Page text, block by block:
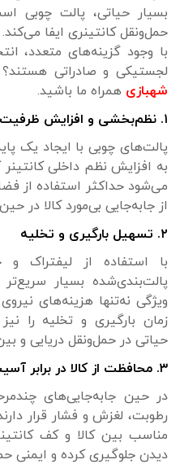
بسیار حیاتی، پالت چوبی
حمل‌ونقل کانتینری ایفا
با وجود گزینه‌های متعدد،
لجستیکی و صادراتی هستند؟
شهبازی همراه ما باشید.
۱. نظم‌بخشی و افزایش ظرفیت کانتینر
پالت‌های چوبی با ایجاد یک
به افزایش نظم داخلی
می‌شود حداکثر استفاده از
از جابه‌جایی بی‌مورد کالا در
۲. تسهیل بارگیری و تخلیه
با استفاده از لیفتراک
پالت‌بندی‌شده بسیار
ویژگی نه‌تنها هزینه‌های
زمان بارگیری و تخلیه را
حیاتی در حمل‌ونقل دریایی و
۳. محافظت از کالا در برابر آسیب
در حین جابه‌جایی‌های
رطوبت، لغزش و فشار قرار
مناسب بین کالا و کف
دیدن جلوگیری کرده و ایمنی